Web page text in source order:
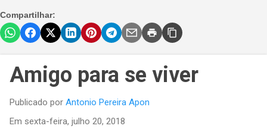
Compartilhar:
Amigo para se viver
Publicado por Antonio Pereira Apon
Em sexta-feira, julho 20, 2018